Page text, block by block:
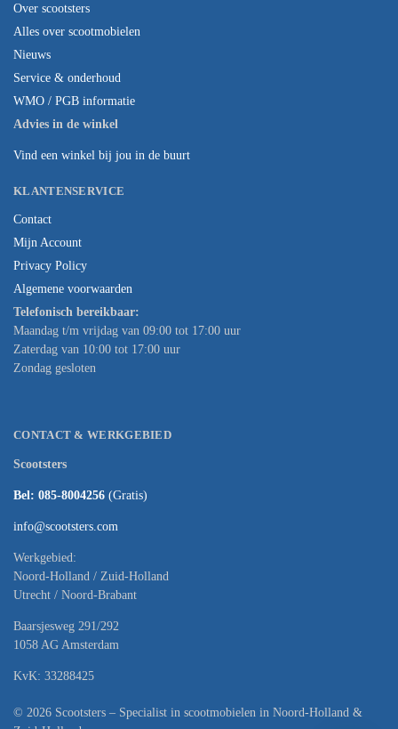
Over scootsters
Alles over scootmobielen
Nieuws
Service & onderhoud
WMO / PGB informatie
Advies in de winkel
Vind een winkel bij jou in de buurt
KLANTENSERVICE
Contact
Mijn Account
Privacy Policy
Algemene voorwaarden
Telefonisch bereikbaar:
Maandag t/m vrijdag van 09:00 tot 17:00 uur
Zaterdag van 10:00 tot 17:00 uur
Zondag gesloten
CONTACT & WERKGEBIED
Scootsters
Bel: 085-8004256 (Gratis)
info@scootsters.com
Werkgebied:
Noord-Holland / Zuid-Holland
Utrecht / Noord-Brabant
Baarsjesweg 291/292
1058 AG Amsterdam
KvK: 33288425
© 2026 Scootsters – Specialist in scootmobielen in Noord-Holland &